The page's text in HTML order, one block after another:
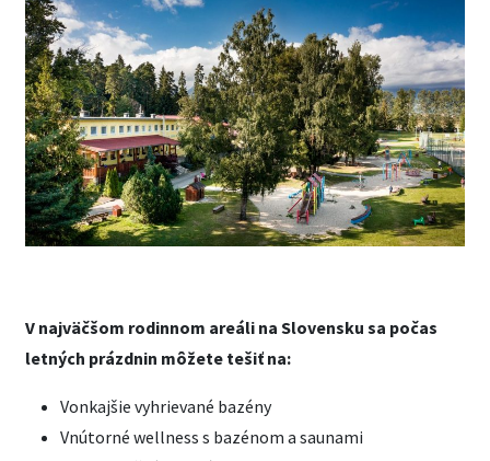
V najväčšom rodinnom areáli na Slovensku sa počas
letných prázdnin môžete tešiť na:
Vonkajšie vyhrievané bazény
Vnútorné wellness s bazénom a saunami